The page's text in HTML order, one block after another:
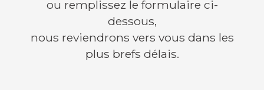
ou remplissez le formulaire ci-
dessous,
nous reviendrons vers vous dans les
plus brefs délais.